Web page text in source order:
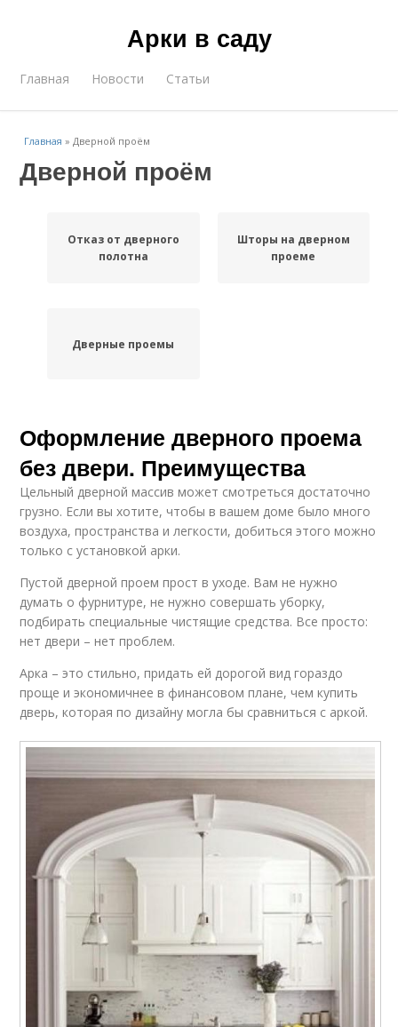
Арки в саду
Главная Новости Статьи
Главная »Дверной проём
Дверной проём
Отказ от дверного
полотна
Шторы на дверном
проеме
Дверные проемы
Оформление дверного проема
без двери. Преимущества
Цельный дверной массив может смотреться достаточно
грузно. Если вы хотите, чтобы в вашем доме было много
воздуха, пространства и легкости, добиться этого можно
только с установкой арки.
Пустой дверной проем прост в уходе. Вам не нужно
думать о фурнитуре, не нужно совершать уборку,
подбирать специальные чистящие средства. Все просто:
нет двери – нет проблем.
Арка – это стильно, придать ей дорогой вид гораздо
проще и экономичнее в финансовом плане, чем купить
дверь, которая по дизайну могла бы сравниться с аркой.